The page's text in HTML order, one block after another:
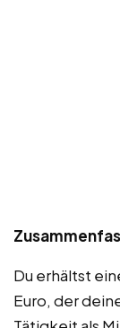
Du erhältst
Euro, der